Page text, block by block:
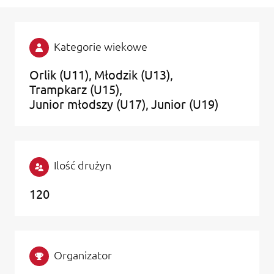
Kategorie wiekowe
Orlik (U11) Młodzik (U13)
Trampkarz (U15)
Junior młodszy (U17) Junior (U19)
Ilość drużyn
120
Organizator